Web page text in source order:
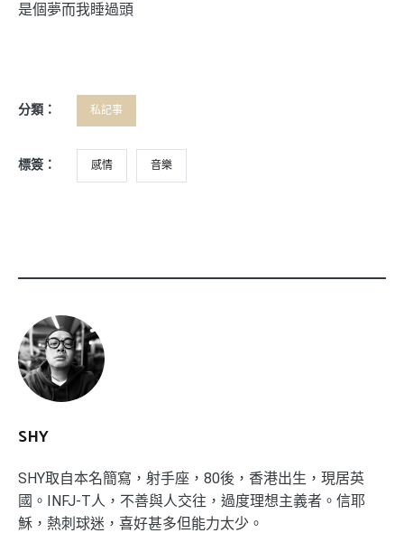
是個夢而我睡過頭
分類： 私記事
標簽： 感情 音樂
SHY
SHY取自本名簡寫，射手座，80後，香港出生，現居英
國。INFJ-T人，不善與人交往，過度理想主義者。信耶
穌，熱刺球迷，喜好甚多但能力太少。